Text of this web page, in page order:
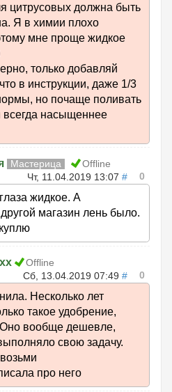
цитрусовых должна быть
Я в химии плохо
мне проще жидкое
только добавляй
в инструкции, даже 1/3
но почаще поливать
всегда насыщеннее
Мастерица
Offline
Чт, 11.04.2019 13:07 # 0
жидкое. А
магазин лень было.
Offline
Сб, 13.04.2019 07:49 # 0
Несколько лет
такое удобрение,
вообще дешевле,
свою задачу.
про него